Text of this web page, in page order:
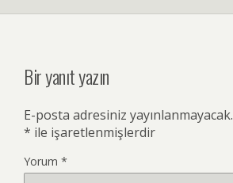
Bir yanıt yazın
E-posta adresiniz yayınlanmayacak.
* ile işaretlenmişlerdir
Yorum *